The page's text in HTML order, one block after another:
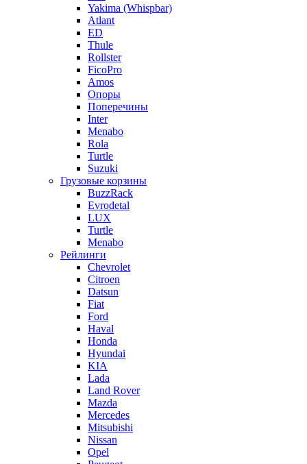
Yakima (Whispbar)
Atlant
ED
Thule
Rollster
FicoPro
Amos
Опоры
Поперечины
Inter
Menabo
Rola
Turtle
Suzuki
Грузовые корзины
BuzzRack
Evrodetal
LUX
Turtle
Menabo
Рейлинги
Chevrolet
Citroen
Datsun
Fiat
Ford
Haval
Honda
Hyundai
KIA
Lada
Land Rover
Mazda
Mercedes
Mitsubishi
Nissan
Opel